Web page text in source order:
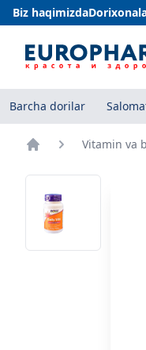
Biz haqimizda
Barcha dorilar
Vitamin va